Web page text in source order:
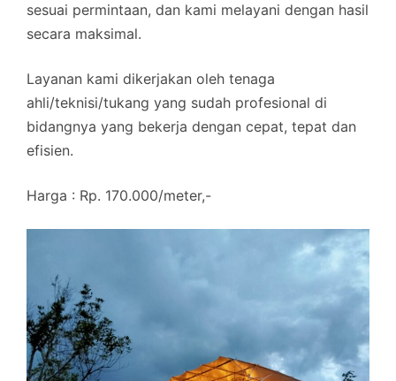
sesuai permintaan, dan kami melayani dengan hasil
secara maksimal.
Layanan kami dikerjakan oleh tenaga
ahli/teknisi/tukang yang sudah profesional di
bidangnya yang bekerja dengan cepat, tepat dan
efisien.
Harga : Rp. 170.000/meter,-